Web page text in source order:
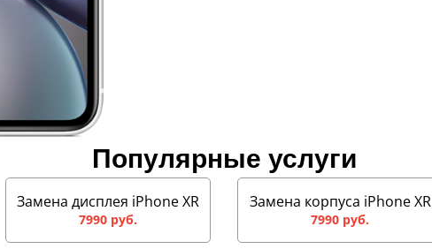
Популярные услуги
Замена дисплея iPhone XR
7990 руб.
Замена корпуса iPhone XR
7990 руб.